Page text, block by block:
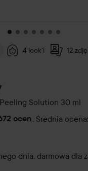
4 look'i 12
Solution 30 ml
ocen, Średnia
i komentarze
dnia, darmowa dla